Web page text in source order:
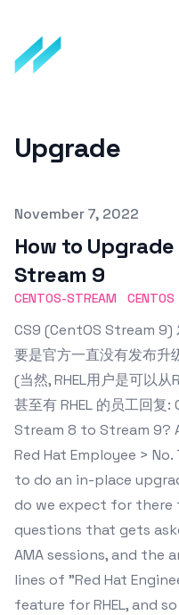
Upgrade
Published on
November 7, 2022
How to
Stream 9
CENTOS-STREAM CENTOS
CS9 (CentOS Stream 9)
要是官方一直没有发布升
(当然, RHEL用户是可以
甚至有 RHEL 的员工回
Stream 8 to Stream 9?
Red Hat Employee >
to do an in-place
do we expect for there
questions that gets
AMA sessions, and the
lines of "Red Hat
feature for RHEL, and